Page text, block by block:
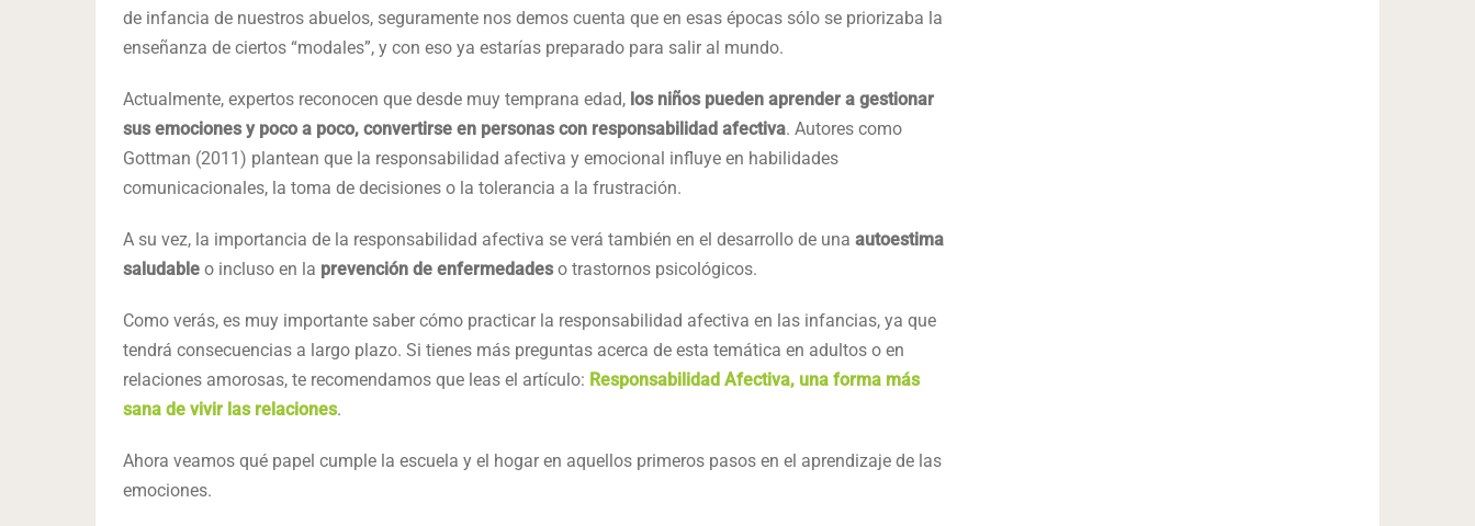
de infancia de nuestros abuelos, seguramente nos demos cuenta que en esas épocas sólo se priorizaba la
enseñanza de ciertos “modales”, y con eso ya estarías preparado para salir al mundo.
Actualmente, expertos reconocen que desde muy temprana edad, los niños pueden aprender a gestionar
sus emociones y poco a poco, convertirse en personas con responsabilidad afectiva. Autores como
Gottman (2011) plantean que la responsabilidad afectiva y emocional influye en habilidades
comunicacionales, la toma de decisiones o la tolerancia a la frustración.
A su vez, la importancia de la responsabilidad afectiva se verá también en el desarrollo de una autoestima
saludable o incluso en la prevención de enfermedades o trastornos psicológicos.
Como verás, es muy importante saber cómo practicar la responsabilidad afectiva en las infancias, ya que
tendrá consecuencias a largo plazo. Si tienes más preguntas acerca de esta temática en adultos o en
relaciones amorosas, te recomendamos que leas el artículo: Responsabilidad Afectiva, una forma más
sana de vivir las relaciones.
Ahora veamos qué papel cumple la escuela y el hogar en aquellos primeros pasos en el aprendizaje de las
emociones.